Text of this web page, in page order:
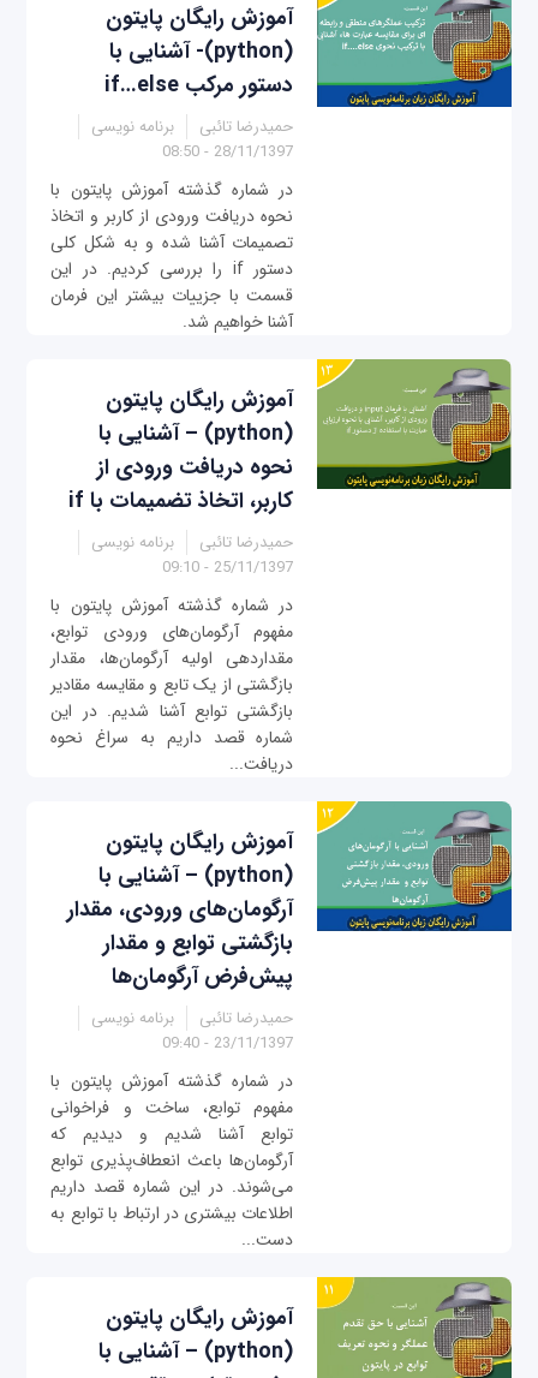
آموزش رایگان پایتون
(python)- آشنایی با
دستور مرکب if…else
حمیدرضا تائبی
برنامه نویسی
28/11/1397 - 08:50
در شماره گذشته آموزش پایتون با
نحوه دریافت ورودی از کاربر و اتخاذ
تصمیمات آشنا شده و به شکل کلی
دستور if را بررسی کردیم. در این
قسمت با جزییات بیشتر این فرمان
آشنا خواهیم شد.
آموزش رایگان پایتون
(python) – آشنایی با
نحوه دریافت ورودی از
کاربر، اتخاذ تضمیمات با if
حمیدرضا تائبی
برنامه نویسی
25/11/1397 - 09:10
در شماره گذشته آموزش پایتون با
مفهوم آرگومان‌های ورودی توابع،
مقداردهی اولیه آرگومان‌ها، مقدار
بازگشتی از یک تابع و مقایسه مقادیر
بازگشتی توابع آشنا شدیم. در این
شماره قصد داریم به سراغ نحوه
دریافت...
آموزش رایگان پایتون
(python) – آشنایی با
آرگومان‌های ورودی، مقدار
بازگشتی توابع و مقدار
پیش‌فرض آرگومان‌ها
حمیدرضا تائبی
برنامه نویسی
23/11/1397 - 09:40
در شماره گذشته آموزش پایتون با
مفهوم توابع، ساخت و فراخوانی
توابع آشنا شدیم و دیدیم که
آرگومان‌ها باعث انعطاف‌پذیری توابع
می‌شوند. در این شماره قصد داریم
اطلاعات بیشتری در ارتباط با توابع به
دست...
آموزش رایگان پایتون
(python) – آشنایی با